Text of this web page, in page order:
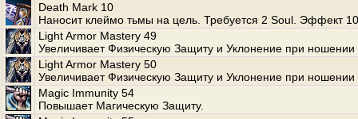
Death Mark 10
Наносит клеймо тьмы на цель. Требуется 2 Soul. Эффект
Light Armor Mastery 49
Увеличивает Физическую Защиту и Уклонение при ношении
Light Armor Mastery 50
Увеличивает Физическую Защиту и Уклонение при ношении
Magic Immunity 54
Повышает Магическую Защиту.